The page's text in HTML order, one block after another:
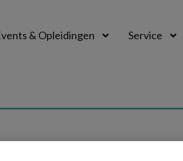
& Opleidingen Service